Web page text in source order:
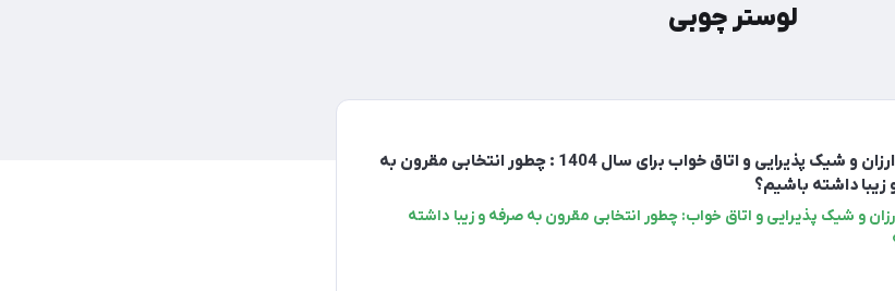
لوستر چوبی
لوستر ارزان و شیک پذیرایی و اتاق خواب برای سال 1404 : چطور انتخابی مقرون به
زیبا داشته باشیم؟
و شیک پذیرایی و اتاق خواب: چطور انتخابی مقرون به صرفه و زیبا داشته